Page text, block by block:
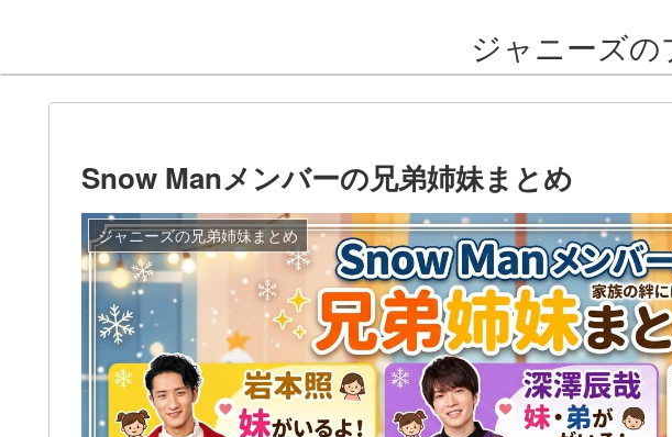
ジャニーズ
Snow Manメンバーの兄弟姉妹まとめ
ジャニーズの兄弟姉妹まとめ